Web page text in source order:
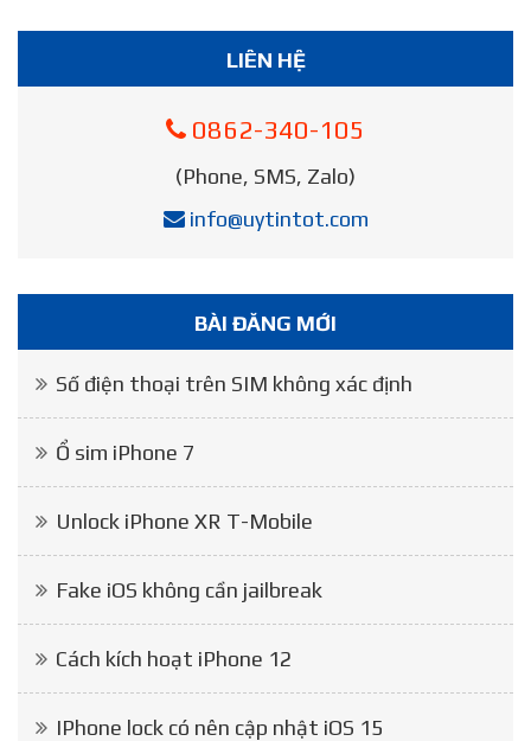
LIÊN HỆ
0862-340-105
(Phone, SMS, Zalo)
info@uytintot.com
BÀI ĐĂNG MỚI
Số điện thoại trên SIM không xác định
Ổ sim iPhone 7
Unlock iPhone XR T-Mobile
Fake iOS không cần jailbreak
Cách kích hoạt iPhone 12
IPhone lock có nên cập nhật iOS 15